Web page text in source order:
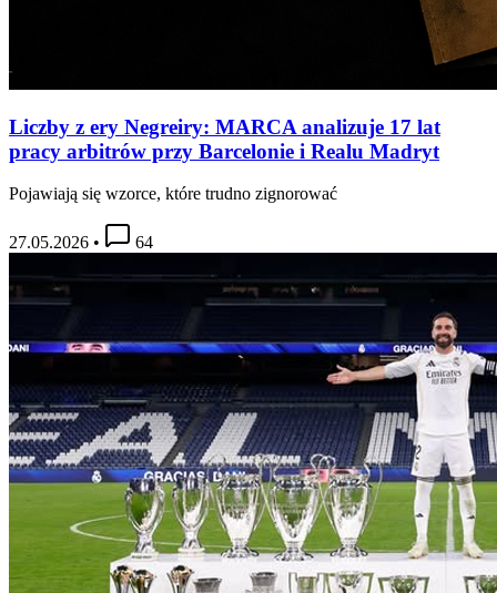
Liczby z ery Negreiry: MARCA analizuje 17 lat
pracy arbitrów przy Barcelonie i Realu Madryt
Pojawiają się wzorce, które trudno zignorować
27.05.2026 • 64